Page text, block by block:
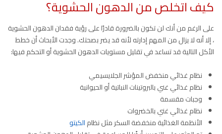
كيف اتخلص من الدهون الحشوية؟
على الرغم من أنك لن تكون بالضرورة قادرًا على رؤية فقدان الدهون الحشوية
، إلا أنه لا يزال من المهم إدارته لأنه قد يضر بصحتك. وجدت الأبحاث أن خطط
الأكل التالية قد تساعد في تقليل مستويات الدهون الحشوية أو التحكم فيها:
نظام غذائي منخفض المؤشر الجلايسيمي
نظام غذائي غني بالبروتينات النباتية أو الحيوانية
وجبات مقسمة
نظام غذائي غني بالخضروات
الأنظمة الغذائية منخفضة السكر مثل نظامالكيتو